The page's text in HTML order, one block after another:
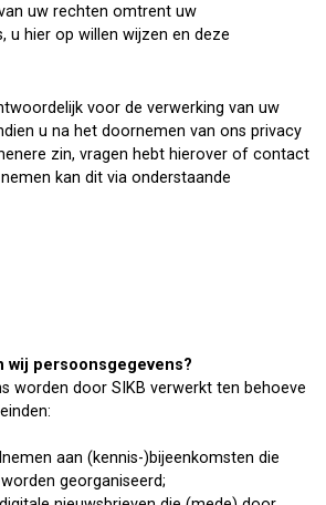
uw rechten omtrent uw
u hier op willen wijzen en deze
voor de verwerking van uw
u na het doornemen van ons privacy
zin, vragen hebt hierover of contact
kan dit via onderstaande
wij persoonsgegevens?
worden door SIKB verwerkt ten behoeve
aan (kennis-)bijeenkomsten die
georganiseerd;